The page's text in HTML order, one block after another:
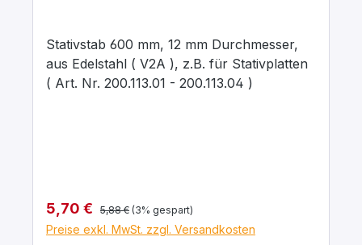
Stativstab 600 mm, 12 mm Durchmesser,
aus Edelstahl ( V2A ), z.B. für Stativplatten
( Art. Nr. 200.113.01 - 200.113.04 )
Verkaufspreis:
5,70 € Regulärer Preis:
5,88 € (3% gespart)
Preise exkl. MwSt. zzgl. Versandkosten